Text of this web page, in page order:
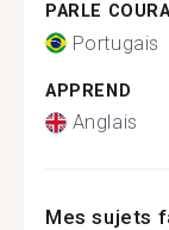
PARLE
Portugais
APPREND
Anglais
Mes sujets